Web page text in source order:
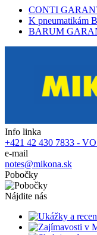
CONTI
K pneumatikám
BARUM
Info linka
+421 42 430 7833 -
e-mail
notes@mikona.sk
Pobočky
Nájdite nás